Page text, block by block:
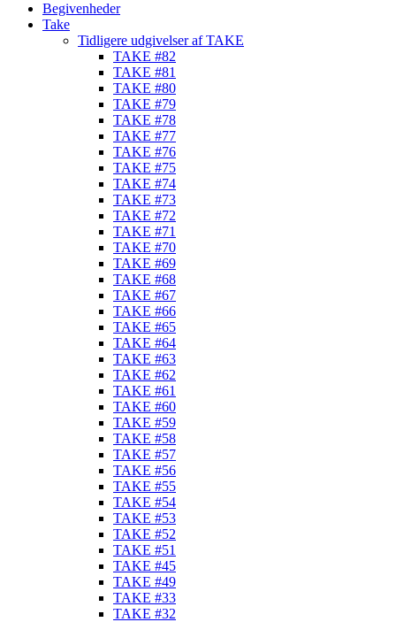
Begivenheder
Take
Tidligere udgivelser af TAKE
TAKE #82
TAKE #81
TAKE #80
TAKE #79
TAKE #78
TAKE #77
TAKE #76
TAKE #75
TAKE #74
TAKE #73
TAKE #72
TAKE #71
TAKE #70
TAKE #69
TAKE #68
TAKE #67
TAKE #66
TAKE #65
TAKE #64
TAKE #63
TAKE #62
TAKE #61
TAKE #60
TAKE #59
TAKE #58
TAKE #57
TAKE #56
TAKE #55
TAKE #54
TAKE #53
TAKE #52
TAKE #51
TAKE #45
TAKE #49
TAKE #33
TAKE #32